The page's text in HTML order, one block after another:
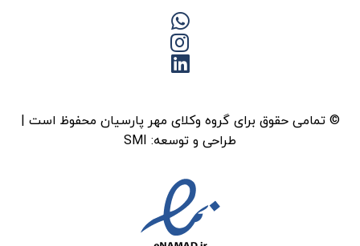
© تمامی حقوق برای گروه وکلای مهر پارسیان محفوظ است |
طراحی و توسعه: SMI